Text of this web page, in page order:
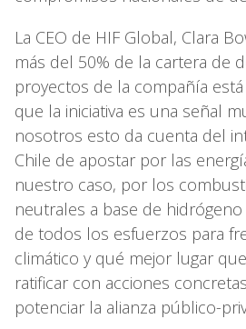
La CEO de HIF Global, Clara
más del 50% de la cartera de
proyectos de la compañía
que la iniciativa es una señal
nosotros esto da cuenta del
Chile de apostar por las
nuestro caso, por los
neutrales a base de
de todos los esfuerzos para
climático y qué mejor lugar
ratificar con acciones
potenciar la alianza público-